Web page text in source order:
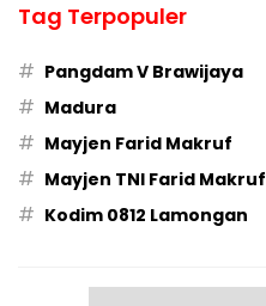
Tag Terpopuler
# Pangdam V Brawijaya
# Madura
# Mayjen Farid Makruf
# Mayjen TNI Farid Makruf
# Kodim 0812 Lamongan